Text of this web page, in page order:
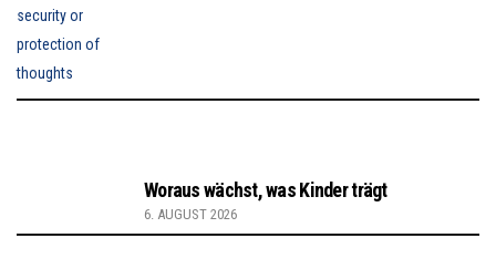
Woraus wächst, was Kinder trägt
6. AUGUST 2026